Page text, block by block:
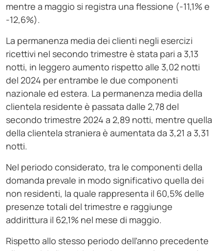
mentre a maggio si registra una flessione (-11,1% e
-12,6%).
La permanenza media dei clienti negli esercizi
ricettivi nel secondo trimestre è stata pari a 3,13
notti, in leggero aumento rispetto alle 3,02 notti
del 2024 per entrambe le due componenti
nazionale ed estera. La permanenza media della
clientela residente è passata dalle 2,78 del
secondo trimestre 2024 a 2,89 notti, mentre quella
della clientela straniera è aumentata da 3,21 a 3,31
notti.
Nel periodo considerato, tra le componenti della
domanda prevale in modo significativo quella dei
non residenti, la quale rappresenta il 60,5% delle
presenze totali del trimestre e raggiunge
addirittura il 62,1% nel mese di maggio.
Rispetto allo stesso periodo dell’anno precedente